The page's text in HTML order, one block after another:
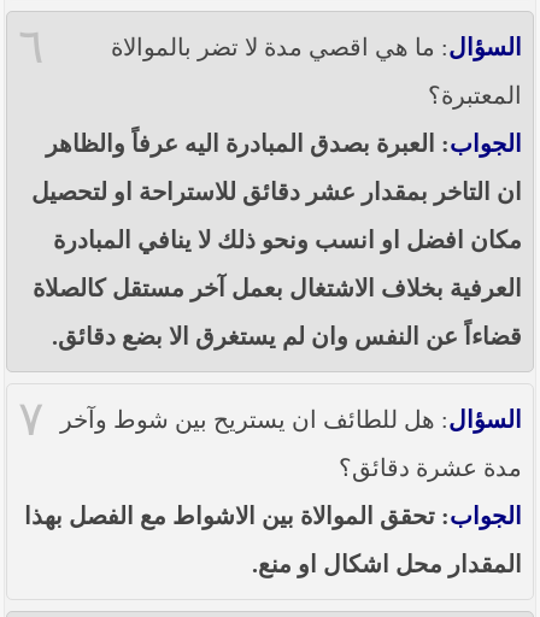
٦ السؤال: ما هي اقصي مدة لا تضر بالموالاة
المعتبرة؟
الجواب: العبرة بصدق المبادرة اليه عرفاً والظاهر
ان التاخر بمقدار عشر دقائق للاستراحة او لتحصيل
مكان افضل او انسب ونحو ذلك لا ينافي المبادرة
العرفية بخلاف الاشتغال بعمل آخر مستقل كالصلاة
قضاءاً عن النفس وان لم يستغرق الا بضع دقائق.
٧ السؤال: هل للطائف ان يستريح بين شوط وآخر
مدة عشرة دقائق؟
الجواب: تحقق الموالاة بين الاشواط مع الفصل بهذا
المقدار محل اشكال او منع.